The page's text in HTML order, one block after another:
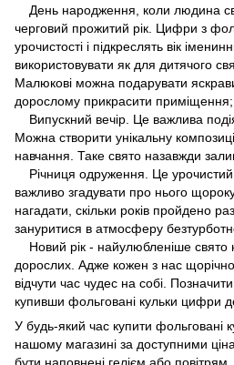
День народження, коли людина
черговий прожитий рік. Цифри з
урочистості і підкреслять вік
використовувати як для дитячого
Малюкові можна подарувати
дорослому прикрасити приміщення;
Випускний вечір. Це важлива
Можна створити унікальну
навчання. Таке свято назавжди
Річниця одруження. Це урочистий
важливо згадувати про нього
нагадати, скільки років пройдено
зануритися в атмосферу
Новий рік - найулюбленіше свято
дорослих. Адже кожен з нас щорічно
відчути час чудес на собі.
купивши фольговані кульки цифри
У будь-який час купити фольговані
нашому магазині за доступними